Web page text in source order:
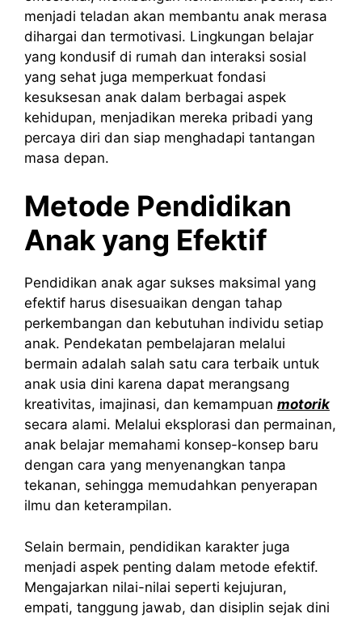
menjadi teladan akan membantu anak merasa
dihargai dan termotivasi. Lingkungan belajar
yang kondusif di rumah dan interaksi sosial
yang sehat juga memperkuat fondasi
kesuksesan anak dalam berbagai aspek
kehidupan, menjadikan mereka pribadi yang
percaya diri dan siap menghadapi tantangan
masa depan.
Metode Pendidikan
Anak yang Efektif
Pendidikan anak agar sukses maksimal yang
efektif harus disesuaikan dengan tahap
perkembangan dan kebutuhan individu setiap
anak. Pendekatan pembelajaran melalui
bermain adalah salah satu cara terbaik untuk
anak usia dini karena dapat merangsang
kreativitas, imajinasi, dan kemampuan motorik
secara alami. Melalui eksplorasi dan permainan,
anak belajar memahami konsep-konsep baru
dengan cara yang menyenangkan tanpa
tekanan, sehingga memudahkan penyerapan
ilmu dan keterampilan.
Selain bermain, pendidikan karakter juga
menjadi aspek penting dalam metode efektif.
Mengajarkan nilai-nilai seperti kejujuran,
empati, tanggung jawab, dan disiplin sejak dini